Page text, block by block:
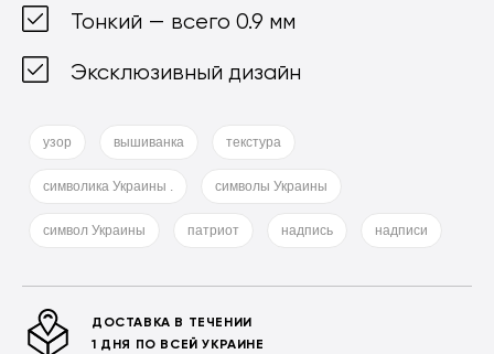
Тонкий — всего 0.9 мм
Эксклюзивный дизайн
узор вышиванка текстура
символика Украины . символы Украины
символ Украины патриот надпись надписи
ДОСТАВКА В ТЕЧЕНИИ
1 ДНЯ ПО ВСЕЙ УКРАИНЕ